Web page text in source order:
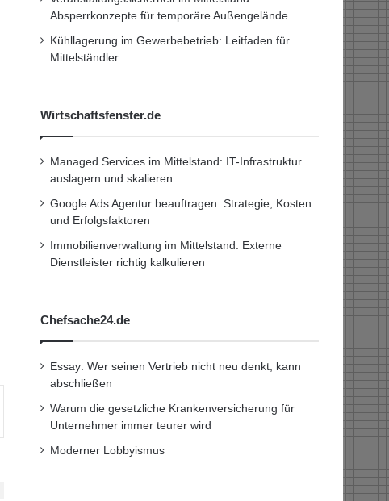
Absperrkonzepte für temporäre Außengelände
Kühllagerung im Gewerbebetrieb: Leitfaden für
Mittelständler
Wirtschaftsfenster.de
Managed Services im Mittelstand: IT-Infrastruktur
auslagern und skalieren
Google Ads Agentur beauftragen: Strategie, Kosten
und Erfolgsfaktoren
Immobilienverwaltung im Mittelstand: Externe
Dienstleister richtig kalkulieren
Chefsache24.de
Essay: Wer seinen Vertrieb nicht neu denkt, kann
abschließen
Warum die gesetzliche Krankenversicherung für
Unternehmer immer teurer wird
Moderner Lobbyismus